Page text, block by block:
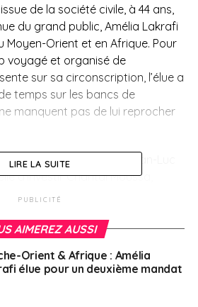
de la société civile, à 44 ans,
du grand public, Amélia Lakrafi
Moyen-Orient et en Afrique. Pour
voyagé et organisé de
sur sa circonscription, l’élue a
temps sur les bancs de
manquent pas de lui reprocher
Union de la gauche de Jean-Luc
d’investir Chantal Moussa,
à Beyrouth, dans un pays,
de nombreux binationaux.
présidentielle, mais le duel
à la députée sortante qui connaît
et a su y tisser de nombreux
LIRE LA SUITE
PUBLICITÉ
AIMEREZ AUSSI
Orient & Afrique : Amélia
élue pour un deuxième mandat